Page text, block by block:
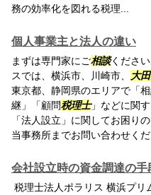
務の効率化を図れる税理...
個人事業主と法人の違い
まずは専門家にご相談くださ
スでは、横浜市、川崎市、
大
東京都、静岡県のエリアで「
継」「顧問税理士」などに関
「法人設立」に関してお困り
当事務所までお問い合わせくだ
会社設立時の資金調達の手
税理士法人ポラリス 横浜プリ